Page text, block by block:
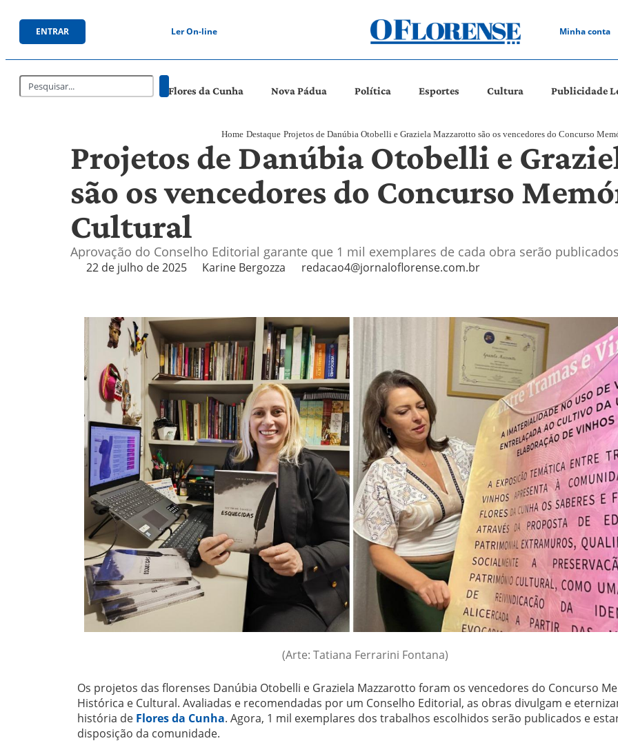
ENTRAR Ler On-line Minha conta
Flores da Cunha Nova Pádua Política Esportes Cultura Publicidade
Home Destaque Projetos de Danúbia Otobelli e Graziela Mazzarotto são os vencedores do Concurso
Projetos de Danúbia Otobelli e
são os vencedores do Concurso
Cultural
Aprovação do Conselho Editorial garante que 1 mil exemplares de cada obra serão
22 de julho de 2025 Karine Bergozza redacao4@jornaloflorense.com.br
(Arte: Tatiana Ferrarini Fontana)
Os projetos das florenses Danúbia Otobelli e Graziela Mazzarotto foram os vencedores do Concurso
Histórica e Cultural. Avaliadas e recomendadas por um Conselho Editorial, as obras divulgam e
história de Flores da Cunha. Agora, 1 mil exemplares dos trabalhos escolhidos serão publicados e
disposição da comunidade.